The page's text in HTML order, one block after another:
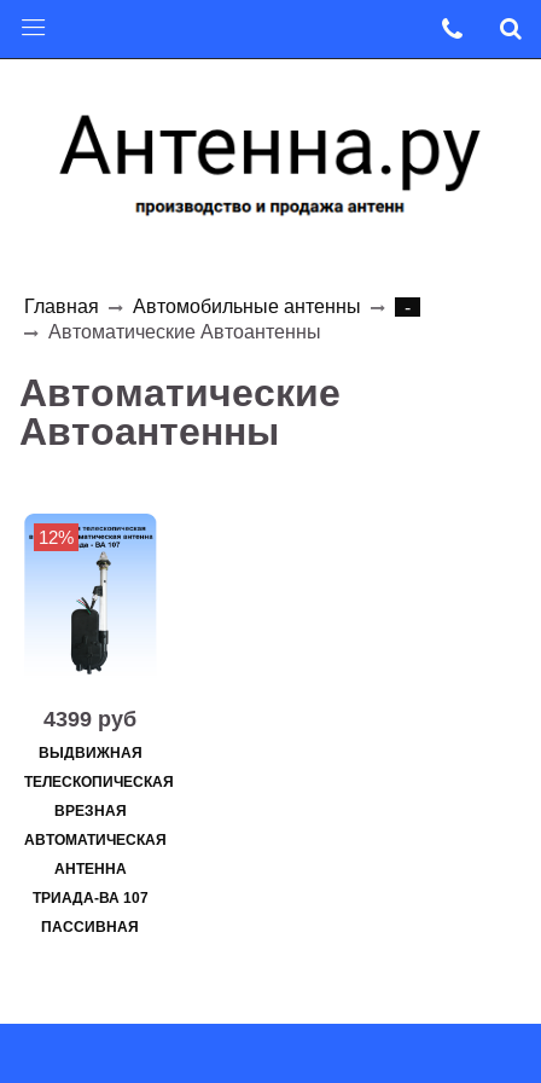
Главная Автомобильные антенны
-
Автоматические Автоантенны
Автоматические
Автоантенны
12%
4399 руб
ВЫДВИЖНАЯ
ТЕЛЕСКОПИЧЕСКАЯ
ВРЕЗНАЯ
АВТОМАТИЧЕСКАЯ
АНТЕННА
ТРИАДА-ВА 107
ПАССИВНАЯ